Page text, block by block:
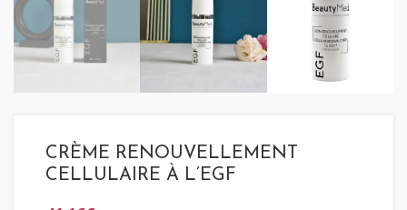
CRÈME RENOUVELLEMENT
CELLULAIRE À L’EGF